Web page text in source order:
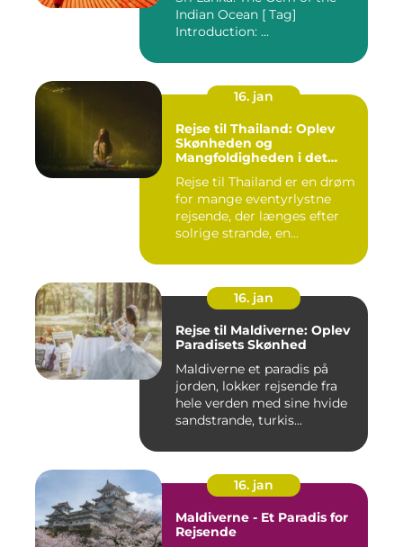
Indian Ocean [ Tag]
Introduction: ...
16. jan
Rejse til Thailand: Oplev
Skønheden og
Mangfoldigheden i det
Rejse til Thailand er en drøm
for mange eventyrlystne
rejsende, der længes efter
solrige strande, en...
16. jan
Rejse til Maldiverne: Oplev
Paradisets Skønhed
Maldiverne et paradis på
jorden, lokker rejsende fra
hele verden med sine hvide
sandstrande, turkis...
16. jan
Maldiverne - Et Paradis for
Rejsende